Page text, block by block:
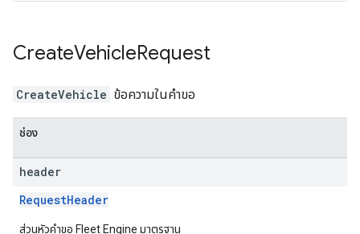
CreateVehicleRequest
CreateVehicle ข้อความในคำขอ
ช่อง
header
RequestHeader
ส่วนหัวคำขอ Fleet Engine มาตรฐาน